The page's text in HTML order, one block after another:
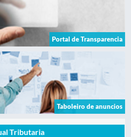
Portal de Transparencia
Taboleiro de anuncios
Tributaria